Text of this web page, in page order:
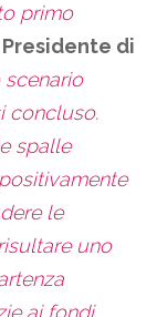
primo
di
concluso.
spalle
le
uno
ai fondi